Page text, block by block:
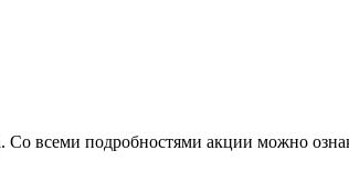
всеми подробностями акции можно